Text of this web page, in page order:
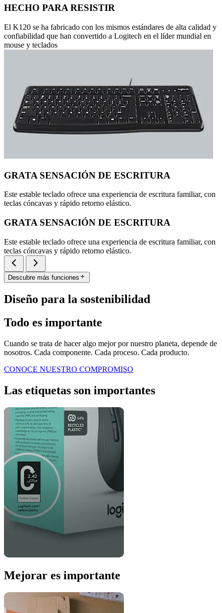
HECHO PARA RESISTIR
El K120 se ha fabricado con los mismos estándares de alta calidad y
confiabilidad que han convertido a Logitech en el líder mundial en
mouse y teclados
GRATA SENSACIÓN DE ESCRITURA
Este estable teclado ofrece una experiencia de escritura familiar, con
teclas cóncavas y rápido retorno elástico.
GRATA SENSACIÓN DE ESCRITURA
Este estable teclado ofrece una experiencia de escritura familiar, con
teclas cóncavas y rápido retorno elástico.
Descubre más funciones
Diseño para la sostenibilidad
Todo es importante
Cuando se trata de hacer algo mejor por nuestro planeta, depende de
nosotros. Cada componente. Cada proceso. Cada producto.
CONOCE NUESTRO COMPROMISO
Las etiquetas son importantes
Mejorar es importante